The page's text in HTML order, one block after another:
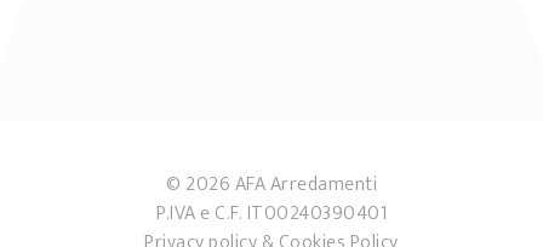
© 2026 AFA Arredamenti
P.IVA e C.F. IT00240390401